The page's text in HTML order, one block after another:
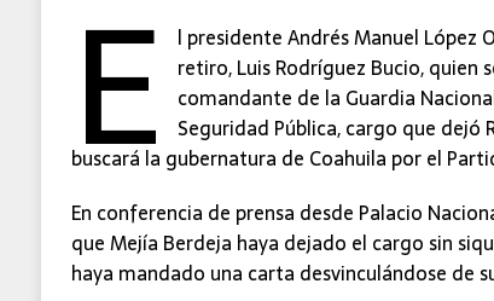
E
l presidente Andrés Manuel López
retiro, Luis Rodríguez Bucio, quien
comandante de la Guardia
Seguridad Pública, cargo que dejó
buscará la gubernatura de Coahuila por el
En conferencia de prensa desde Palacio
que Mejía Berdeja haya dejado el cargo sin
haya mandado una carta desvinculándose de